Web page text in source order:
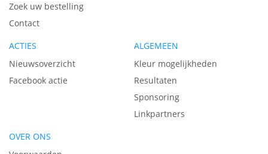
Zoek uw bestelling
Contact
ACTIES
Nieuwsoverzicht
Facebook actie
ALGEMEEN
Kleur mogelijkheden
Resultaten
Sponsoring
Linkpartners
OVER ONS